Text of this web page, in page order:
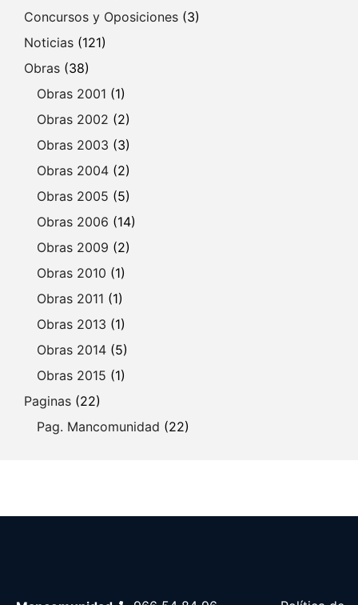
Concursos y Oposiciones (3)
Noticias (121)
Obras (38)
Obras 2001 (1)
Obras 2002 (2)
Obras 2003 (3)
Obras 2004 (2)
Obras 2005 (5)
Obras 2006 (14)
Obras 2009 (2)
Obras 2010 (1)
Obras 2011 (1)
Obras 2013 (1)
Obras 2014 (5)
Obras 2015 (1)
Paginas (22)
Pag. Mancomunidad (22)